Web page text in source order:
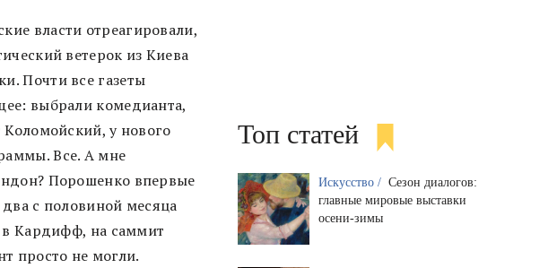
власти отреагировали,
ветерок из Киева
Почти все газеты
выбрали комедианта,
Коломойский, у нового
Все. А мне
Порошенко впервые
с половиной месяца
в Кардифф, на саммит
просто не могли.
Топ статей
Искусство / Сезон диалогов:
главные мировые выставки
осени-зимы